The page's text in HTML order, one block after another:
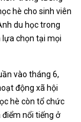
hè cho sinh viên
du học trong
lựa chọn tại mọi
vào tháng 6,
động xã hội
hè còn tổ chức
nổi tiếng ở